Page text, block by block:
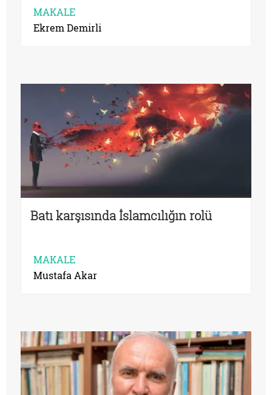
MAKALE
Ekrem Demirli
Batı karşısında İslamcılığın rolü
MAKALE
Mustafa Akar